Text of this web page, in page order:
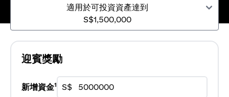
適用於可投資資產達到
S$1,500,000
迎賓獎勵
新增資金1 S$